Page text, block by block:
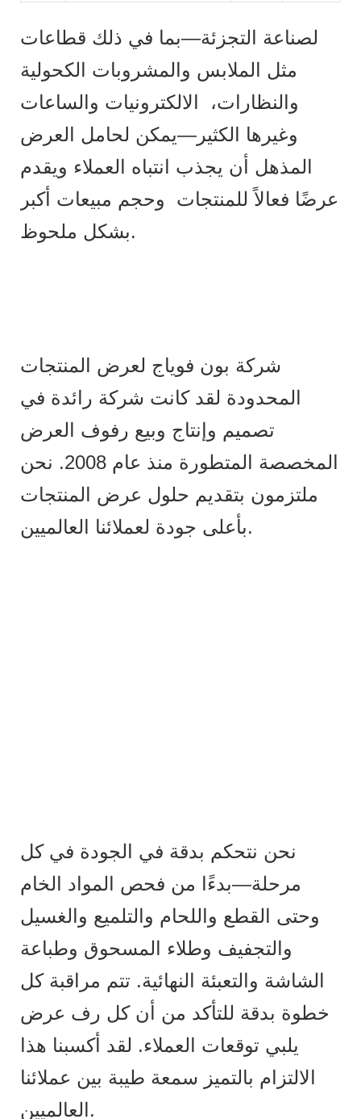
لصناعة التجزئة—بما في ذلك قطاعات
مثل الملابس والمشروبات الكحولية
والنظارات، الالكترونيات والساعات
وغيرها الكثير—يمكن لحامل العرض
المذهل أن يجذب انتباه العملاء ويقدم
عرضًا فعالاً للمنتجات وحجم مبيعات أكبر
بشكل ملحوظ.
شركة بون فوياج لعرض المنتجات
المحدودة لقد كانت شركة رائدة في
تصميم وإنتاج وبيع رفوف العرض
المخصصة المتطورة منذ عام 2008. نحن
ملتزمون بتقديم حلول عرض المنتجات
بأعلى جودة لعملائنا العالميين.
نحن نتحكم بدقة في الجودة في كل
مرحلة—بدءًا من فحص المواد الخام
وحتى القطع واللحام والتلميع والغسيل
والتجفيف وطلاء المسحوق وطباعة
الشاشة والتعبئة النهائية. تتم مراقبة كل
خطوة بدقة للتأكد من أن كل رف عرض
يلبي توقعات العملاء. لقد أكسبنا هذا
الالتزام بالتميز سمعة طيبة بين عملائنا
العالميين.